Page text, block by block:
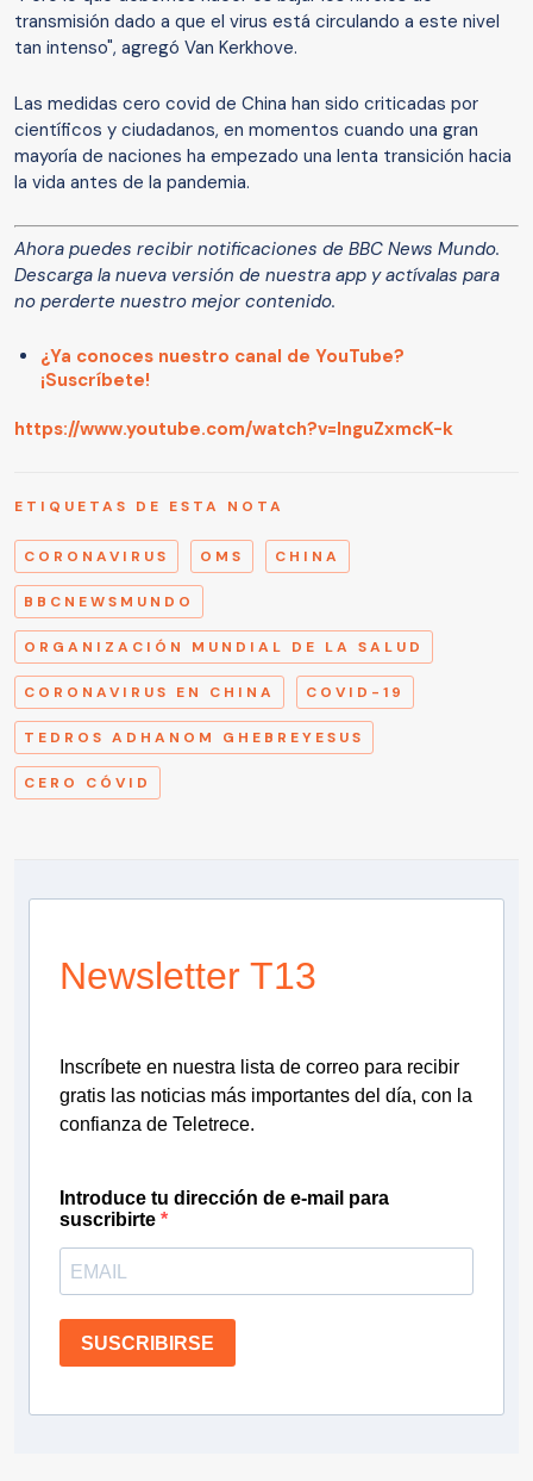
transmisión dado a que el virus está circulando a este nivel
tan intenso", agregó Van Kerkhove.
Las medidas cero covid de China han sido criticadas por
científicos y ciudadanos, en momentos cuando una gran
mayoría de naciones ha empezado una lenta transición hacia
la vida antes de la pandemia.
Ahora puedes recibir notificaciones de BBC News Mundo.
Descarga la nueva versión de nuestra app y actívalas para
no perderte nuestro mejor contenido.
¿Ya conoces nuestro canal de YouTube?
¡Suscríbete!
https://www.youtube.com/watch?v=lnguZxmcK-k
ETIQUETAS DE ESTA NOTA
CORONAVIRUS OMS CHINA
BBCNEWSMUNDO
ORGANIZACIÓN MUNDIAL DE LA SALUD
CORONAVIRUS EN CHINA COVID-19
TEDROS ADHANOM GHEBREYESUS
CERO CÓVID
Newsletter T13
Inscríbete en nuestra lista de correo para recibir
gratis las noticias más importantes del día, con la
confianza de Teletrece.
Introduce tu dirección de e-mail para
suscribirte
SUSCRIBIRSE